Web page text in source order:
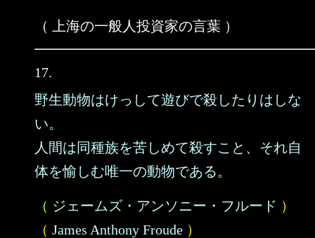
（ 上海の一般人投資家の言葉 ）
17.
野生動物はけっして遊びで殺したりはしな
い。
人間は同種族を苦しめて殺すこと、それ自
体を愉しむ唯一の動物である。
（ ジェームズ・アンソニー・フルード ）
（ James Anthony Froude ）